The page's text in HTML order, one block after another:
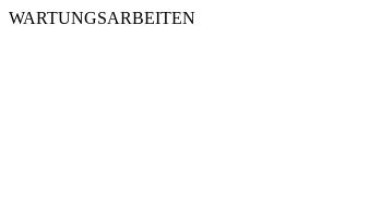
WARTUNGSARBEITEN